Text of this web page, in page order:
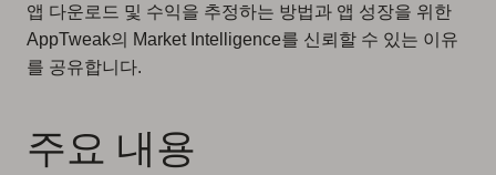
앱 다운로드 및 수익을 추정하는 방법과 앱 성장을 위한
AppTweak의 Market Intelligence를 신뢰할 수 있는 이유
를 공유합니다.
주요 내용